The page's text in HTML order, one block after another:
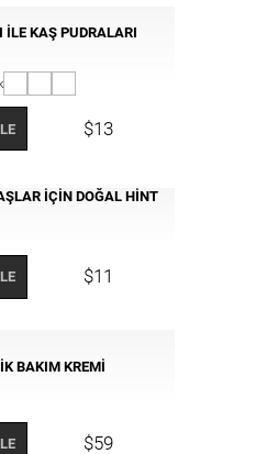
ILE KAŞ PUDRALARI
$13
IÇIN DOĞAL HINT
$11
BAKIM KREMI
$59